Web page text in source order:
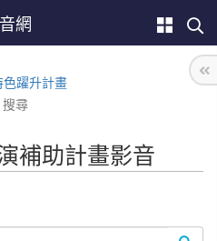
網
躍升計畫
搜尋
補助計畫影音